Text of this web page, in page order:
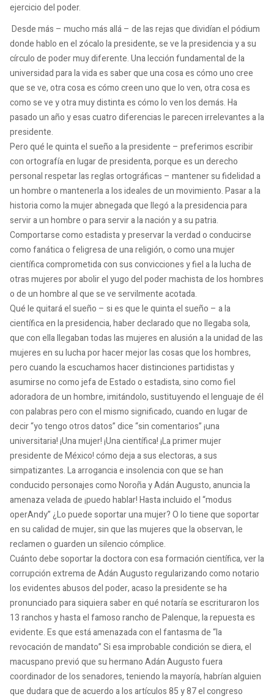
ejercicio del poder.
Desde más – mucho más allá – de las rejas que dividían el pódium
donde hablo en el zócalo la presidente, se ve la presidencia y a su
círculo de poder muy diferente. Una lección fundamental de la
universidad para la vida es saber que una cosa es cómo uno cree
que se ve, otra cosa es cómo creen uno que lo ven, otra cosa es
como se ve y otra muy distinta es cómo lo ven los demás. Ha
pasado un año y esas cuatro diferencias le parecen irrelevantes a la
presidente.
Pero qué le quinta el sueño a la presidente – preferimos escribir
con ortografía en lugar de presidenta, porque es un derecho
personal respetar las reglas ortográficas – mantener su fidelidad a
un hombre o mantenerla a los ideales de un movimiento. Pasar a la
historia como la mujer abnegada que llegó a la presidencia para
servir a un hombre o para servir a la nación y a su patria.
Comportarse como estadista y preservar la verdad o conducirse
como fanática o feligresa de una religión, o como una mujer
científica comprometida con sus convicciones y fiel a la lucha de
otras mujeres por abolir el yugo del poder machista de los hombres
o de un hombre al que se ve servilmente acotada.
Qué le quitará el sueño – si es que le quinta el sueño – a la
científica en la presidencia, haber declarado que no llegaba sola,
que con ella llegaban todas las mujeres en alusión a la unidad de las
mujeres en su lucha por hacer mejor las cosas que los hombres,
pero cuando la escuchamos hacer distinciones partidistas y
asumirse no como jefa de Estado o estadista, sino como fiel
adoradora de un hombre, imitándolo, sustituyendo el lenguaje de él
con palabras pero con el mismo significado, cuando en lugar de
decir “yo tengo otros datos” dice “sin comentarios” ¡una
universitaria! ¡Una mujer! ¡Una científica! ¡La primer mujer
presidente de México! cómo deja a sus electoras, a sus
simpatizantes. La arrogancia e insolencia con que se han
conducido personajes como Noroña y Adán Augusto, anuncia la
amenaza velada de ¡puedo hablar! Hasta incluido el “modus
operAndy” ¿Lo puede soportar una mujer? O lo tiene que soportar
en su calidad de mujer, sin que las mujeres que la observan, le
reclamen o guarden un silencio cómplice.
Cuánto debe soportar la doctora con esa formación científica, ver la
corrupción extrema de Adán Augusto regularizando como notario
los evidentes abusos del poder, acaso la presidente se ha
pronunciado para siquiera saber en qué notaría se escrituraron los
13 ranchos y hasta el famoso rancho de Palenque, la repuesta es
evidente. Es que está amenazada con el fantasma de “la
revocación de mandato” Si esa improbable condición se diera, el
macuspano previó que su hermano Adán Augusto fuera
coordinador de los senadores, teniendo la mayoría, habrían alguien
que dudara que de acuerdo a los artículos 85 y 87 el congreso